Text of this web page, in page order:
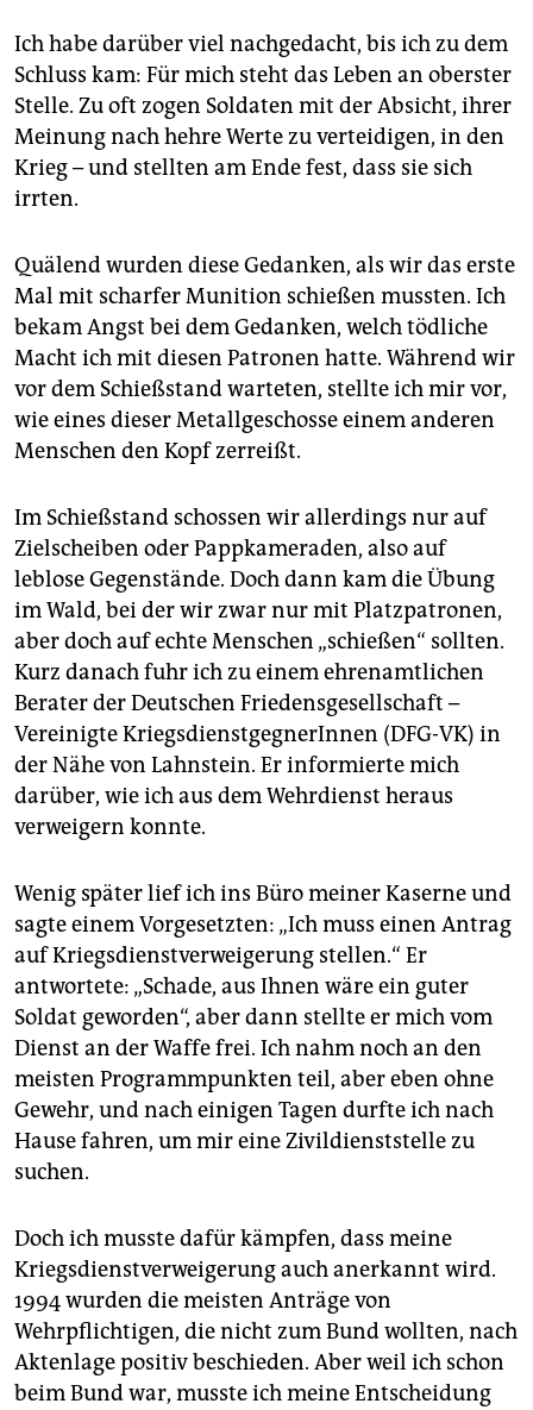
Ich habe darüber viel nachgedacht, bis ich zu dem
Schluss kam: Für mich steht das Leben an oberster
Stelle. Zu oft zogen Soldaten mit der Absicht, ihrer
Meinung nach hehre Werte zu verteidigen, in den
Krieg – und stellten am Ende fest, dass sie sich
irrten.
Quälend wurden diese Gedanken, als wir das erste
Mal mit scharfer Munition schießen mussten. Ich
bekam Angst bei dem Gedanken, welch tödliche
Macht ich mit diesen Patronen hatte. Während wir
vor dem Schießstand warteten, stellte ich mir vor,
wie eines dieser Metallgeschosse einem anderen
Menschen den Kopf zerreißt.
Im Schießstand schossen wir allerdings nur auf
Zielscheiben oder Pappkameraden, also auf
leblose Gegenstände. Doch dann kam die Übung
im Wald, bei der wir zwar nur mit Platzpatronen,
aber doch auf echte Menschen „schießen“ sollten.
Kurz danach fuhr ich zu einem ehrenamtlichen
Berater der Deutschen Friedensgesellschaft –
Vereinigte KriegsdienstgegnerInnen (DFG-VK) in
der Nähe von Lahnstein. Er informierte mich
darüber, wie ich aus dem Wehrdienst heraus
verweigern konnte.
Wenig später lief ich ins Büro meiner Kaserne und
sagte einem Vorgesetzten: „Ich muss einen Antrag
auf Kriegsdienstverweigerung stellen.“ Er
antwortete: „Schade, aus Ihnen wäre ein guter
Soldat geworden“, aber dann stellte er mich vom
Dienst an der Waffe frei. Ich nahm noch an den
meisten Programmpunkten teil, aber eben ohne
Gewehr, und nach einigen Tagen durfte ich nach
Hause fahren, um mir eine Zivildienststelle zu
suchen.
Doch ich musste dafür kämpfen, dass meine
Kriegsdienstverweigerung auch anerkannt wird.
1994 wurden die meisten Anträge von
Wehrpflichtigen, die nicht zum Bund wollten, nach
Aktenlage positiv beschieden. Aber weil ich schon
beim Bund war, musste ich meine Entscheidung